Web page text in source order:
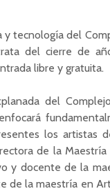
y tecnología del
del cierre de
libre y gratuita.
del
los artistas
de la
y docente de la
de la maestría en